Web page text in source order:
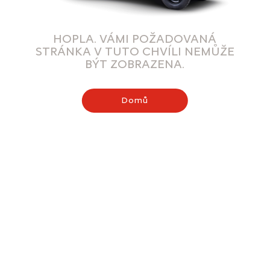
HOPLA. VÁMI POŽADOVANÁ
STRÁNKA V TUTO CHVÍLI NEMŮŽE
BÝT ZOBRAZENA.
Domů